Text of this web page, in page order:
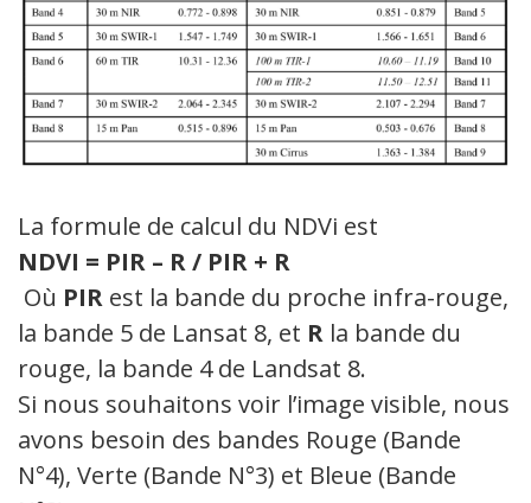
La formule de calcul du NDVi est
NDVI = PIR – R / PIR + R
Où PIR est la bande du proche infra-rouge,
la bande 5 de Lansat 8, et R la bande du
rouge, la bande 4 de Landsat 8.
Si nous souhaitons voir l’image visible, nous
avons besoin des bandes Rouge (Bande
N°4), Verte (Bande N°3) et Bleue (Bande